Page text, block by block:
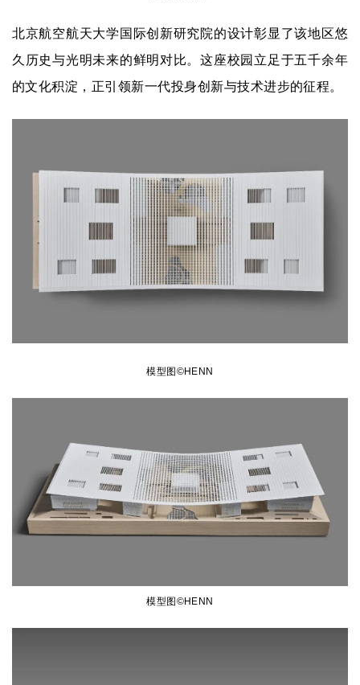
北京航空航天大学国际创新研究院的设计彰显了该地区悠
久历史与光明未来的鲜明对比。这座校园立足于五千余年
的文化积淀，正引领新一代投身创新与技术进步的征程。
模型图©HENN
模型图©HENN